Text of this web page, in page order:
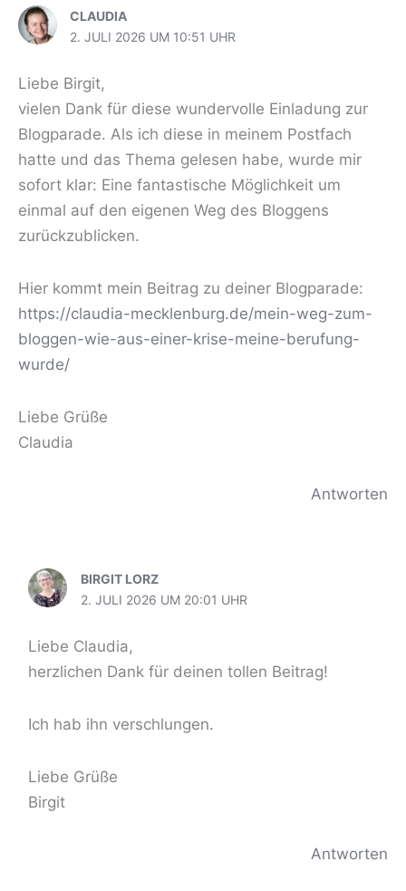
CLAUDIA
2. JULI 2026 UM 10:51 UHR
Liebe Birgit,
vielen Dank für diese wundervolle Einladung zur
Blogparade. Als ich diese in meinem Postfach
hatte und das Thema gelesen habe, wurde mir
sofort klar: Eine fantastische Möglichkeit um
einmal auf den eigenen Weg des Bloggens
zurückzublicken.
Hier kommt mein Beitrag zu deiner Blogparade:
https://claudia-mecklenburg.de/mein-weg-zum-
bloggen-wie-aus-einer-krise-meine-berufung-
wurde/
Liebe Grüße
Claudia
Antworten
BIRGIT LORZ
2. JULI 2026 UM 20:01 UHR
Liebe Claudia,
herzlichen Dank für deinen tollen Beitrag!
Ich hab ihn verschlungen.
Liebe Grüße
Birgit
Antworten